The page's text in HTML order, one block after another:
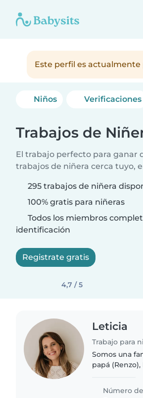
Este perfil es
Niños Verificaciones
Trabajos de
El trabajo perfecto para ganar
trabajos de niñera cerca tuyo,
295 trabajos de niñera
100% gratis para niñeras
Todos los miembros
identificación
Registrate gratis
4,7 / 5
Leticia
Trabajo para
Somos una
papá
Número